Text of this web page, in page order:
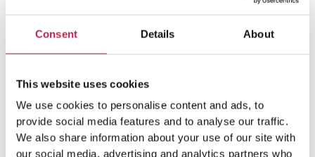
Consent Details About
This website uses cookies
We use cookies to personalise content and ads, to
provide social media features and to analyse our traffic.
We also share information about your use of our site with
our social media, advertising and analytics partners who
famoso Hippy Market, dove troverete un’abbondanza di
sessione di shopping terapeutico che promette di